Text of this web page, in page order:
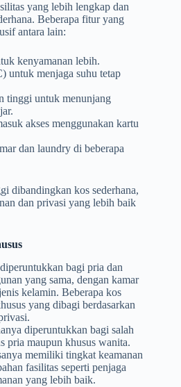
yang lebih lengkap dan
Beberapa fitur yang
antara lain:
kenyamanan lebih.
untuk menjaga suhu tetap
tinggi untuk menunjang
akses menggunakan kartu
dan laundry di beberapa
dibandingkan kos sederhana,
dan privasi yang lebih baik
bagi pria dan
yang sama, dengan kamar
kelamin. Beberapa kos
yang dibagi berdasarkan
diperuntukkan bagi salah
pria maupun khusus wanita.
memiliki tingkat keamanan
fasilitas seperti penjaga
yang lebih baik.